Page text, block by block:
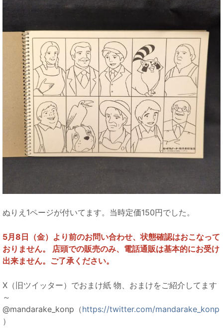
ぬりえ1ページが付いてます。当時定価150円でした。
5月8日（金）より前のお問い合わせ、状態確認はおこなって
おりません。 店頭での販売のみ、電話通販は基本的にお受け
出来ません。ご了承ください。
X（旧ツイッター）でおまけ紙 物、おまけをご紹介してます
～
@mandarake_konp（https://twitter.com/mandarake_konp
）